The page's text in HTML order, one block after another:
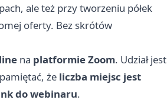
ale też przy tworzeniu półek
oferty. Bez skrótów
na platformie Zoom. Udział jest
że liczba miejsc jest
do webinaru.